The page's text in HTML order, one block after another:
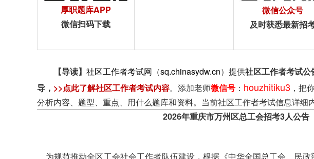
厚职题库APP
微信扫码下载
微信公众号
及时获悉最新招
【导读】 社区工作者考试网 （sq.chinasydw.cn）提供社区工作者考试
导 ， >>点此了解社区工作者考试内容。添加老师微信号 ： houzhitiku3 ，把
分析内容、题型、重点、用什么题库和资料。当前社区工作者考试信息详细
2026年重庆市万州区总工会招考3人公告
为规范推动全区工会社会工作者队伍建设，根据《中华全国总工会、民